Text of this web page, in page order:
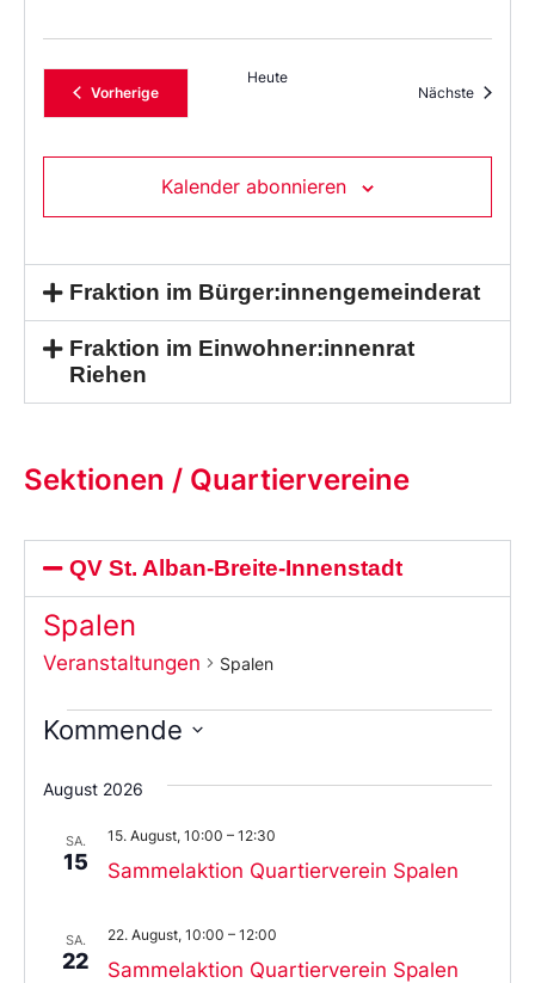
VorherigeVeranstaltungen
Heute
Nächste
Kalender abonnieren
Fraktion im Bürger:innengemeinderat
Fraktion im Einwohner:innenrat
Riehen
Sektionen / Quartiervereine
QV St. Alban-Breite-Innenstadt
Spalen
Veranstaltungen Spalen
Kommende
Sie
das
aus.
August 2026
SA.
15 Sammelaktion Quartierverein Spalen
15. August, 10:00 – 12:30
SA.
22 Sammelaktion Quartierverein Spalen
22. August, 10:00 – 12:00